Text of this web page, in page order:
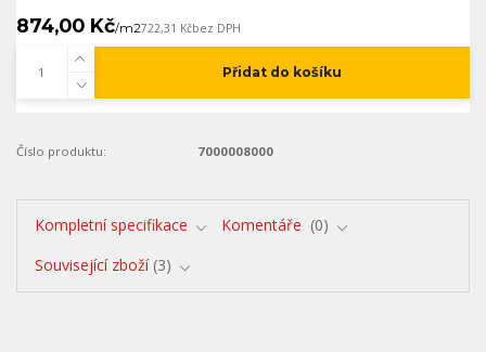
874,00 Kč/m2722,31 Kčbez DPH
Přidat do košíku
Číslo produktu: 7000008000
Kompletní specifikace Komentáře
0
Související zboží 3